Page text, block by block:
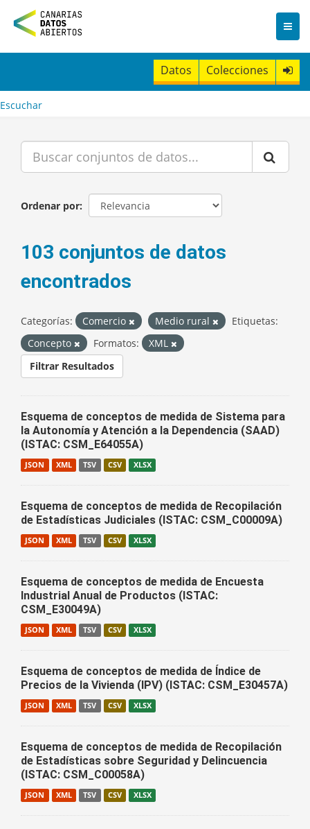
n
t
Datos Colecciones
Escuchar
Ordenar por
103 conjuntos de datos
encontrados
Categorías: Comercio Medio rural
Etiquetas:
Concepto
Formatos:
XML
Filtrar Resultados
Esquema de conceptos de medida de Sistema para
la Autonomía y Atención a la Dependencia (SAAD)
(ISTAC: CSM_E64055A)
JSON XML TSV CSV XLSX
Esquema de conceptos de medida de Recopilación
de Estadísticas Judiciales (ISTAC: CSM_C00009A)
JSON XML TSV CSV XLSX
Esquema de conceptos de medida de Encuesta
Industrial Anual de Productos (ISTAC:
CSM_E30049A)
JSON XML TSV CSV XLSX
Esquema de conceptos de medida de Índice de
Precios de la Vivienda (IPV) (ISTAC: CSM_E30457A)
JSON XML TSV CSV XLSX
Esquema de conceptos de medida de Recopilación
de Estadísticas sobre Seguridad y Delincuencia
(ISTAC: CSM_C00058A)
JSON XML TSV CSV XLSX